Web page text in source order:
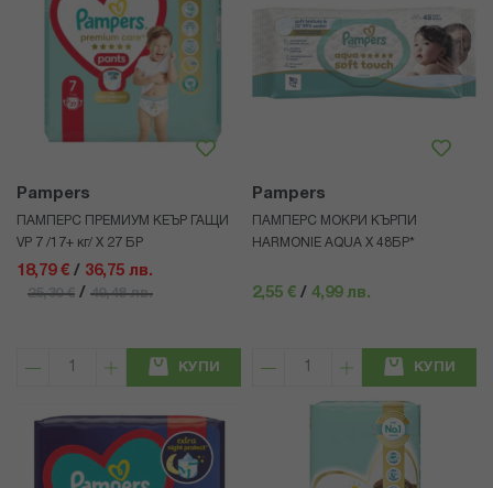
Pampers
ПАМПЕРС ПРЕМИУМ КЕЪР ГАЩИ
VP 7 /17+ кг/ Х 27 БР
18,79 € / 36,75 лв.
25,30 € / 49,48 лв.
КУПИ
Pampers
ПАМПЕРС МОКРИ КЪРПИ
HARMONIE AQUA Х 48БР*
2,55 € / 4,99 лв.
КУПИ